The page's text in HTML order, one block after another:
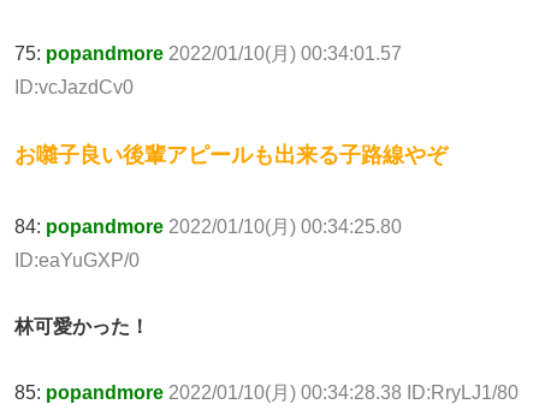
75: popandmore 2022/01/10(月) 00:34:01.57
ID:vcJazdCv0
お囃子良い後輩アピールも出来る子路線やぞ
84: popandmore 2022/01/10(月) 00:34:25.80
ID:eaYuGXP/0
林可愛かった！
85: popandmore 2022/01/10(月) 00:34:28.38 ID:RryLJ1/80